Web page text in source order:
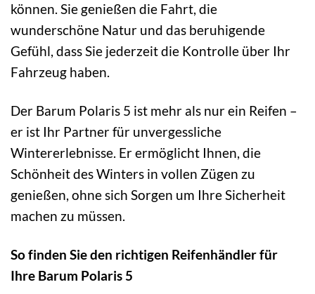
können. Sie genießen die Fahrt, die
wunderschöne Natur und das beruhigende
Gefühl, dass Sie jederzeit die Kontrolle über Ihr
Fahrzeug haben.
Der Barum Polaris 5 ist mehr als nur ein Reifen –
er ist Ihr Partner für unvergessliche
Wintererlebnisse. Er ermöglicht Ihnen, die
Schönheit des Winters in vollen Zügen zu
genießen, ohne sich Sorgen um Ihre Sicherheit
machen zu müssen.
So finden Sie den richtigen Reifenhändler für
Ihre Barum Polaris 5